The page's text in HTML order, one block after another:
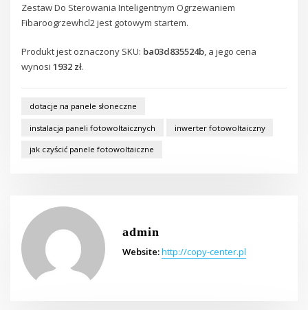
Zestaw Do Sterowania Inteligentnym Ogrzewaniem
Fibaroogrzewhcl2 jest gotowym startem.
Produkt jest oznaczony SKU: ba03d835524b, a jego cena
wynosi1932 zł.
dotacje na panele słoneczne
instalacja paneli fotowoltaicznych inwerter fotowoltaiczny
jak czyścić panele fotowoltaiczne
admin
Website:http://copy-center.pl